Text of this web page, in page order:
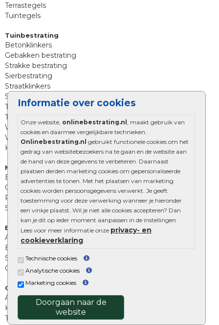
Informatie over cookies
Onze website, onlinebestrating.nl , maakt gebruik van
cookies en daarmee vergelijkbare technieken.
Onlinebestrating.nl gebruikt functionele cookies om het
gedrag van websitebezoekers na te gaan en de website aan
de hand van deze gegevens te verbeteren. Daarnaast
plaatsen derden marketing cookies om gepersonaliseerde
advertenties te tonen. Met het plaatsen van marketing
cookies worden persoonsgegevens verwerkt. Je geeft
toestemming voor deze verwerking wanneer je hieronder
een vinkje plaatst. Wil je niet alle cookies accepteren? Dan
kan je dit op ieder moment aanpassen in de instellingen.
Lees voor meer informatie onze privacy- en
cookieverklaring.
Technische cookies
Analytische cookies
Marketing cookies
Doorgaan naar de
website
Terrastegels
Tuintegels
Tuinbestrating
Betonklinkers
Gebakken bestrating
Strakke bestrating
Sierbestrating
Straatklinkers
Straatstenen
Trommelstenen
Tuinstenen
Waalformaat
Wildverband bestrating
Kingstones
Muurelementen
Betonbielzen
Opsluitbanden
Palissades
Stapelblokken
Extra benodigdheden
Afwatering en diversen
Beplantings en betonelementen
Split, grind en zand
Oprit tegels
Overig
Aanbiedingen
Kunstgras
Tuintegels outlet